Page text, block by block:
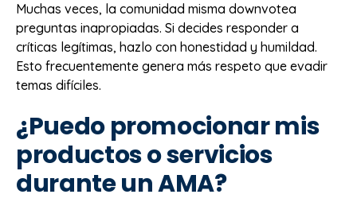
Muchas veces, la comunidad misma downvotea
preguntas inapropiadas. Si decides responder a
críticas legítimas, hazlo con honestidad y humildad.
Esto frecuentemente genera más respeto que evadir
temas difíciles.
¿Puedo promocionar mis
productos o servicios
durante un AMA?